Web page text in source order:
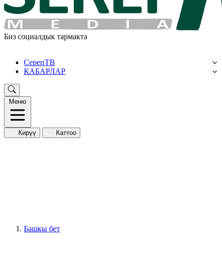
Биз социалдык тармакта
СерепТВ
КАБАРЛАР
Меню
Кирүү Каттоо
Башкы бет